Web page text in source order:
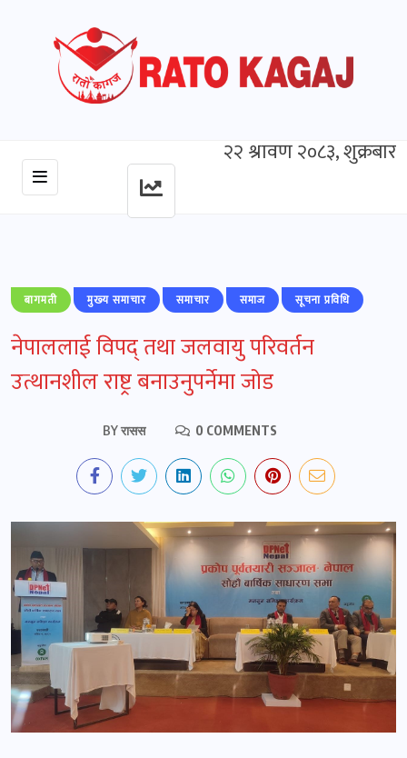
२२ श्रावण २०८३, शुक्रबार
बागमती मुख्‍य समाचार समाचार समाज सूचना प्रविधि
नेपाललाई विपद् तथा जलवायु परिवर्तन
उत्थानशील राष्ट्र बनाउनुपर्नेमा जोड
BYरासस 0 COMMENTS